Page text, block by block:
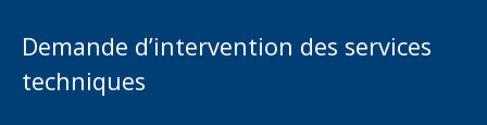
Demande d’intervention des services
techniques